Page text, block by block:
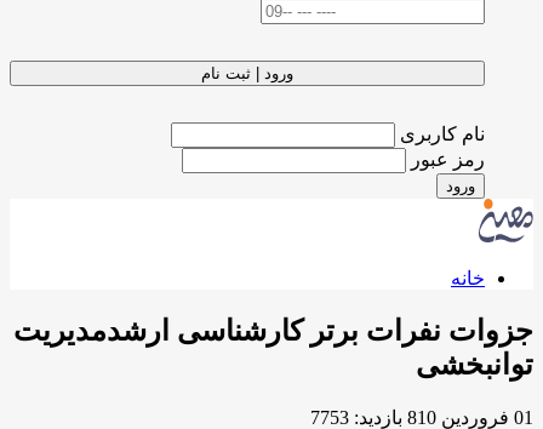
ورود | ثبت نام
نام کاربری
رمز عبور
ورود
خانه
جزوات نفرات برتر کارشناسی ارشدمدیریت
توانبخشی
01 فروردين 810 بازدید: 7753